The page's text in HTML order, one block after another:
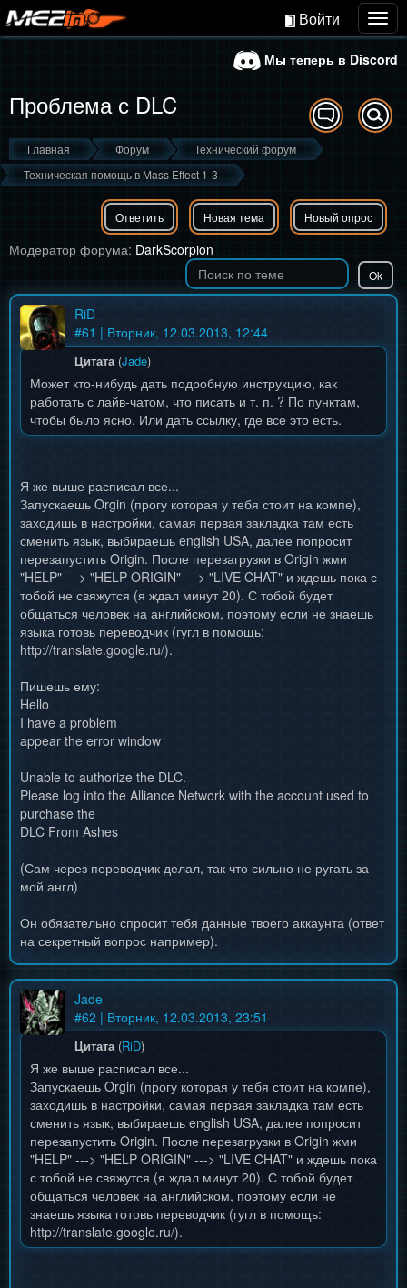
Войти
Мы теперь в Discord
Проблема с DLC
Главная Форум
Технический форум
Техническая помощь в Mass Effect 1-3
Ответить Новая тема Новый опрос
Модератор форума: DarkScorpion
RiD
#61 | Вторник, 12.03.2013, 12:44
Цитата(Jade)
Может кто-нибудь дать подробную инструкцию, как
работать с лайв-чатом, что писать и т. п. ? По пунктам,
чтобы было ясно. Или дать ссылку, где все это есть.
Я же выше расписал все...
Запускаешь Orgin (прогу которая у тебя стоит на компе),
заходишь в настройки, самая первая закладка там есть
сменить язык, выбираешь english USA, далее попросит
перезапустить Origin. После перезагрузки в Origin жми
"HELP" ---> "HELP ORIGIN" ---> "LIVE CHAT" и ждешь пока с
тобой не свяжутся (я ждал минут 20). С тобой будет
общаться человек на английском, поэтому если не знаешь
языка готовь переводчик (гугл в помощь:
http://translate.google.ru/).
Пишешь ему:
Hello
I have a problem
appear the error window
Unable to authorize the DLC.
Please log into the Alliance Network with the account used to
purchase the
DLC From Ashes
(Сам через переводчик делал, так что сильно не ругать за
мой англ)
Он обязательно спросит тебя данные твоего аккаунта (ответ
на секретный вопрос например).
Jade
#62 | Вторник, 12.03.2013, 23:51
Цитата(RiD)
Я же выше расписал все...
Запускаешь Orgin (прогу которая у тебя стоит на компе),
заходишь в настройки, самая первая закладка там есть
сменить язык, выбираешь english USA, далее попросит
перезапустить Origin. После перезагрузки в Origin жми
"HELP" ---> "HELP ORIGIN" ---> "LIVE CHAT" и ждешь пока
с тобой не свяжутся (я ждал минут 20). С тобой будет
общаться человек на английском, поэтому если не
знаешь языка готовь переводчик (гугл в помощь:
http://translate.google.ru/).